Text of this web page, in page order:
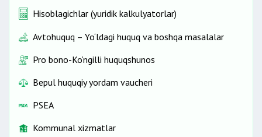
Hisoblagichlar (yuridik kalkulyatorlar)
Avtohuquq – Yo‘ldagi huquq va boshqa masalalar
Pro bono-Ko‘ngilli huquqshunos
Bepul huquqiy yordam vaucheri
PSEA
Kommunal xizmatlar